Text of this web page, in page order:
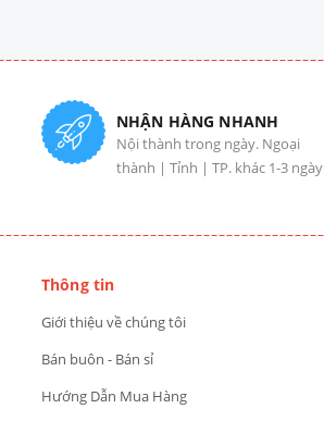
NHẬN HÀNG NHANH
Nội thành trong ngày. Ngoại
thành | Tỉnh | TP. khác 1-3 ngày
Thông tin
Giới thiệu về chúng tôi
Bán buôn - Bán sỉ
Hướng Dẫn Mua Hàng